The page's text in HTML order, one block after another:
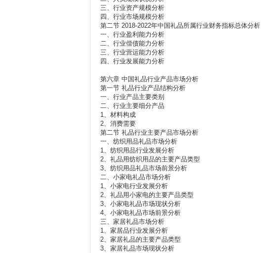
三、行业资产规模分析
四、行业市场规模分析
第二节 2018-2022年中国礼品所属行业财务指标总体分析
一、行业盈利能力分析
二、行业偿债能力分析
三、行业营运能力分析
四、行业发展能力分析
第六章 中国礼品行业产品市场分析
第一节 礼品行业产品结构分析
一、行业产品主要类别
二、行业主要细分产品
1、材料构成
2、消费需要
第二节 礼品行业主要产品市场分析
一、纺织用品礼品市场分析
1、纺织用品行业发展分析
2、礼品用纺织用品的主要产品类型
3、纺织用品礼品市场前景分析
二、小家电礼品市场分析
1、小家电行业发展分析
2、礼品用小家电的主要产品类型
3、小家电礼品市场现状分析
4、小家电礼品市场前景分析
三、家居礼品市场分析
1、家居品行业发展分析
2、家居礼品的主要产品类型
3、家居礼品市场现状分析